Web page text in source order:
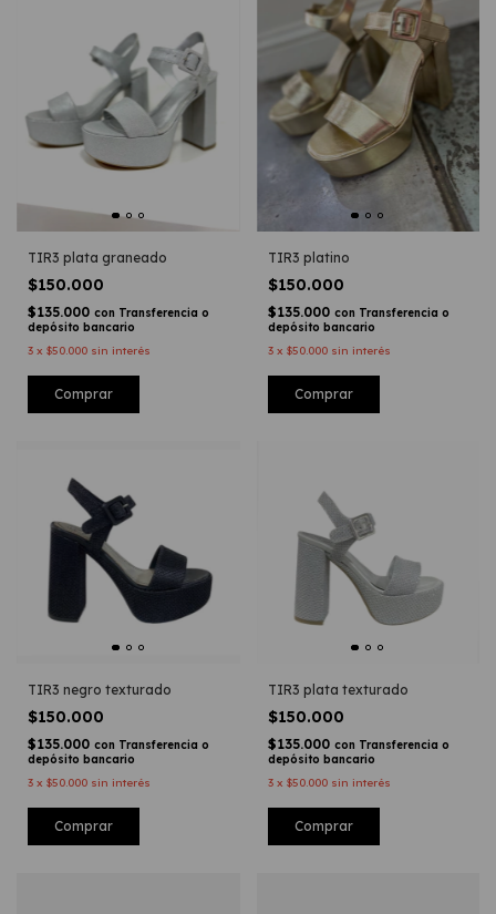
TIR3 plata graneado
$150.000
$135.000 con Transferencia o
depósito bancario
3 x $50.000 sin interés
Comprar
TIR3 platino
$150.000
$135.000 con Transferencia o
depósito bancario
3 x $50.000 sin interés
Comprar
TIR3 negro texturado
$150.000
$135.000 con Transferencia o
depósito bancario
3 x $50.000 sin interés
Comprar
TIR3 plata texturado
$150.000
$135.000 con Transferencia o
depósito bancario
3 x $50.000 sin interés
Comprar